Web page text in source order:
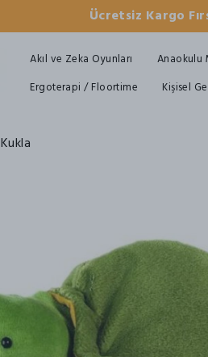
Ücretsiz Kargo
Akıl ve Zeka Oyunları Anaokulu
Ergoterapi / Floortime
Kişisel
Kukla